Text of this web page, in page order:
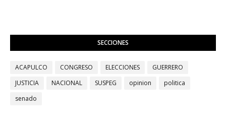
SECCIONES
ACAPULCO CONGRESO ELECCIONES
GUERRERO
JUSTICIA
NACIONAL SUSPEG opinion
politica
senado